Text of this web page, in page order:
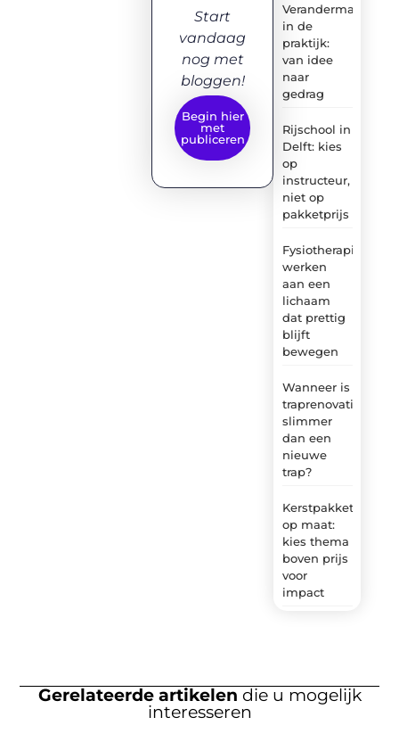
in de
praktijk:
van idee
naar
gedrag
Rijschool in
Delft: kies
op
instructeur,
niet op
pakketprijs
Fysiotherapie:
werken
aan een
lichaam
dat prettig
blijft
bewegen
Wanneer is
traprenovatie
slimmer
dan een
nieuwe
trap?
Kerstpakket
op maat:
kies thema
boven prijs
voor
impact
Start
vandaag
nog met
bloggen!
Begin hier
met
publiceren
Gerelateerde artikelen die u mogelijk
interesseren